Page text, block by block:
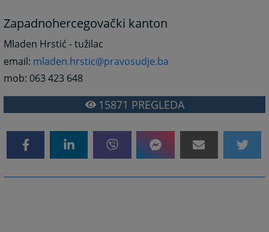
Zapadnohercegovački kanton
Mladen Hrstić - tužilac
email: mladen.hrstic@pravosudje.ba
mob: 063 423 648
15871 PREGLEDA